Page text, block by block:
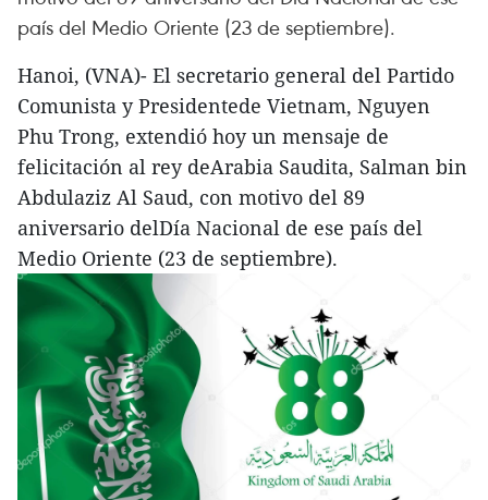
país del Medio Oriente (23 de septiembre).
Hanoi, (VNA)- El secretario general del Partido
Comunista y Presidentede Vietnam, Nguyen
Phu Trong, extendió hoy un mensaje de
felicitación al rey deArabia Saudita, Salman bin
Abdulaziz Al Saud, con motivo del 89
aniversario delDía Nacional de ese país del
Medio Oriente (23 de septiembre).